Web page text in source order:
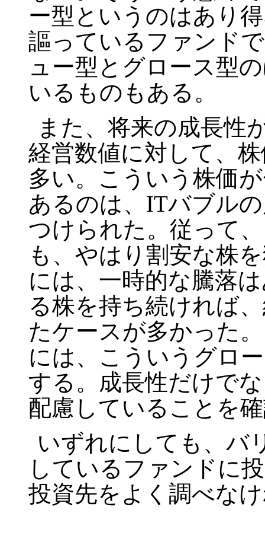
ー型というのはあり
謳っているファンド
ュー型とグロース型
いるものもある。
また、将来の成長性
経営数値に対して、
多い。こういう株価
あるのは、 ITバブル
つけられた。従って
も、やはり割安な株
には、一時的な騰落
る株を持ち続ければ
たケースが多かった
には、こういうグロ
する。成長性だけで
配慮していることを
いずれにしても、バ
しているファンドに
投資先をよく調べな